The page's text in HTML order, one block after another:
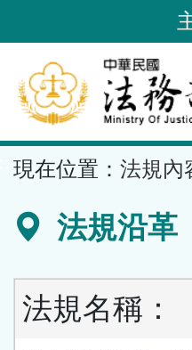
到
要
內
容
區
現在位置： 法規內
法規沿革
法規名稱：